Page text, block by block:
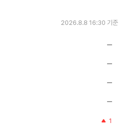
2026.8.8 16:30 기준
1